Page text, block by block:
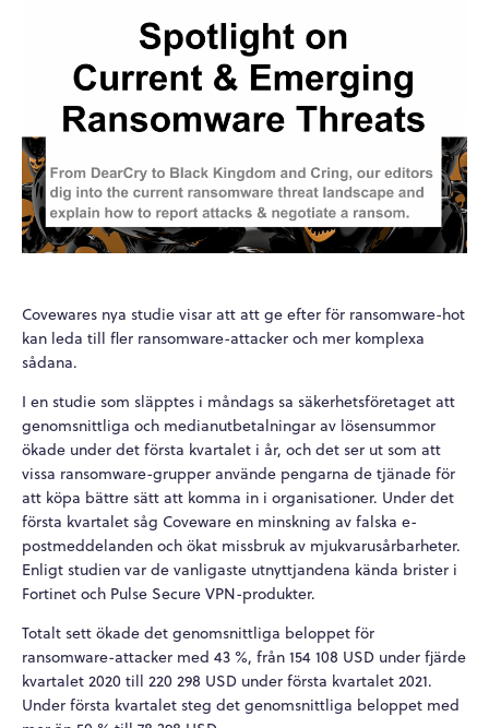
Covewares nya studie visar att att ge efter för ransomware-hot
kan leda till fler ransomware-attacker och mer komplexa
sådana.
I en studie som släpptes i måndags sa säkerhetsföretaget att
genomsnittliga och medianutbetalningar av lösensummor
ökade under det första kvartalet i år, och det ser ut som att
vissa ransomware-grupper använde pengarna de tjänade för
att köpa bättre sätt att komma in i organisationer. Under det
första kvartalet såg Coveware en minskning av falska e-
postmeddelanden och ökat missbruk av mjukvarusårbarheter.
Enligt studien var de vanligaste utnyttjandena kända brister i
Fortinet och Pulse Secure VPN-produkter.
Totalt sett ökade det genomsnittliga beloppet för
ransomware-attacker med 43 %, från 154 108 USD under fjärde
kvartalet 2020 till 220 298 USD under första kvartalet 2021.
Under första kvartalet steg det genomsnittliga beloppet med